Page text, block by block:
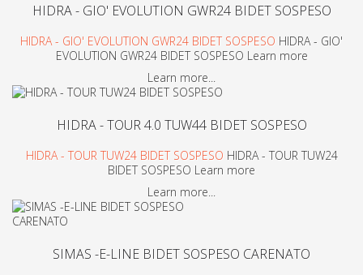
HIDRA - GIO' EVOLUTION GWR24 BIDET SOSPESO
HIDRA - GIO' EVOLUTION GWR24 BIDET SOSPESO HIDRA - GIO'
EVOLUTION GWR24 BIDET SOSPESO Learn more
Learn more...
HIDRA - TOUR 4.0 TUW44 BIDET SOSPESO
HIDRA - TOUR TUW24 BIDET SOSPESO HIDRA - TOUR TUW24
BIDET SOSPESO Learn more
Learn more...
SIMAS -E-LINE BIDET SOSPESO CARENATO